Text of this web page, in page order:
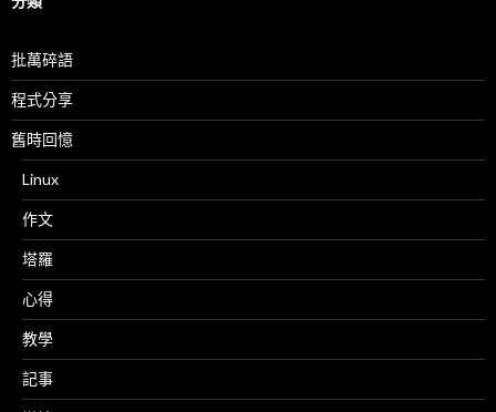
批萬碎語
程式分享
舊時回憶
Linux
作文
塔羅
心得
教學
記事